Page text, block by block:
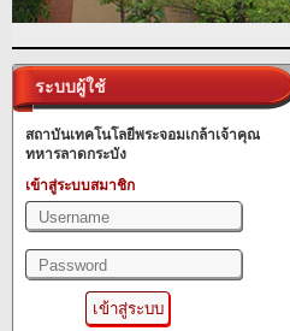
ระบบผู้ใช้
สถาบันเทคโนโลยีพระจอมเกล้าเจ้าคุณ
ทหารลาดกระบัง
เข้าสู่ระบบสมาชิก